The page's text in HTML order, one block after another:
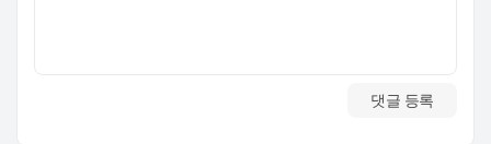
댓글 등록